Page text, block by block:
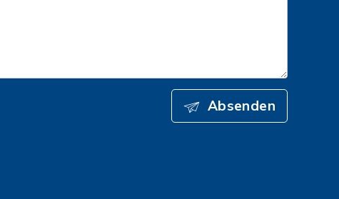
Absenden